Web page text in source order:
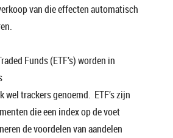
van die effecten automatisch
Funds (ETF’s) worden in
wel trackers genoemd. ETF’s zijn
die een index op de voet
de voordelen van aandelen